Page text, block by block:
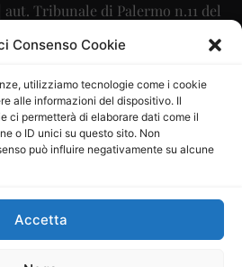
Consenso Cookie
utilizziamo tecnologie come i cookie
alle informazioni del dispositivo. Il
ci permetterà di elaborare dati come il
o ID unici su questo sito. Non
può influire negativamente su alcune
Accetta
Tribunale di Palermo n.11 del
29/09/2015
Maurizio Scaglione
Maria Calabrese
06334930820
Società Cooperativa a r.l. è